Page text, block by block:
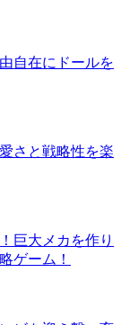
自在にドールを
さと戦略性を楽
巨大メカを作り
ゲーム！